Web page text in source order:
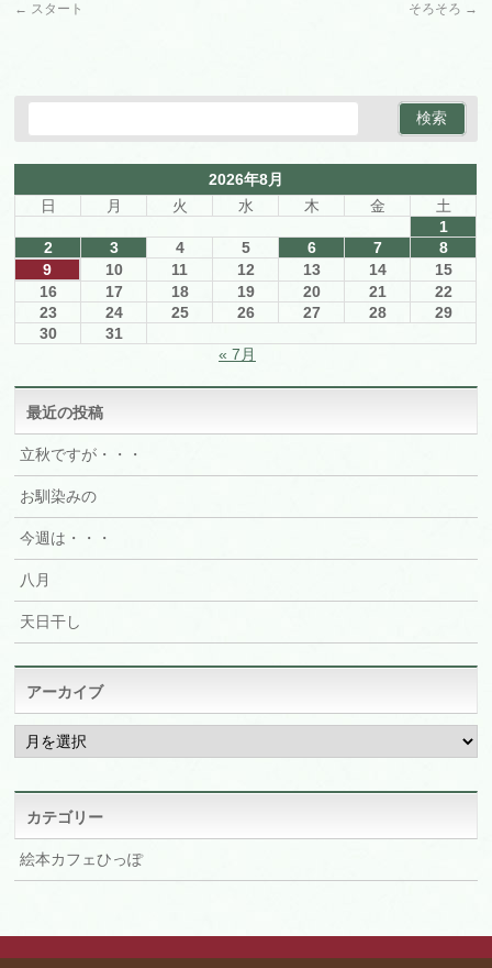
← スタート そろそろ →
2026年8月
日
月 火 水 木 金
土
1
2
3 4 5 6 7
8
9
10 11 12 13 14
15
16
17 18 19 20 21
22
23
24 25 26 27 28
29
30
31
« 7月
最近の投稿
立秋ですが・・・
お馴染みの
今週は・・・
八月
天日干し
アーカイブ
ア
ー
カ
カテゴリー
絵本カフェひっぽ